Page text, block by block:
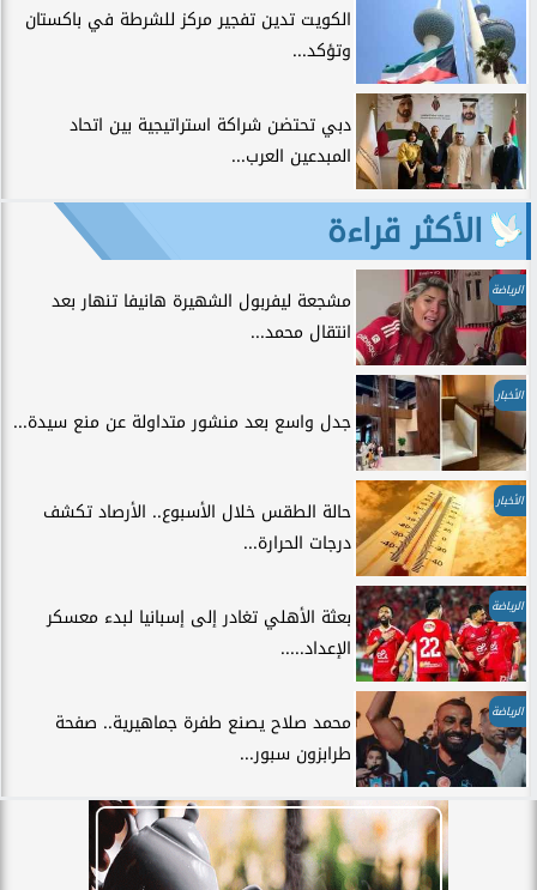
الكويت تدين تفجير مركز للشرطة في باكستان
وتؤكد...
دبي تحتضن شراكة استراتيجية بين اتحاد
المبدعين العرب...
الأكثر قراءة
الرياضة
مشجعة ليفربول الشهيرة هانيفا تنهار بعد
انتقال محمد...
الأخبار
جدل واسع بعد منشور متداولة عن منع سيدة...
الأخبار
حالة الطقس خلال الأسبوع.. الأرصاد تكشف
درجات الحرارة...
الرياضة
بعثة الأهلي تغادر إلى إسبانيا لبدء معسكر
الإعداد.....
الرياضة
محمد صلاح يصنع طفرة جماهيرية.. صفحة
طرابزون سبور...